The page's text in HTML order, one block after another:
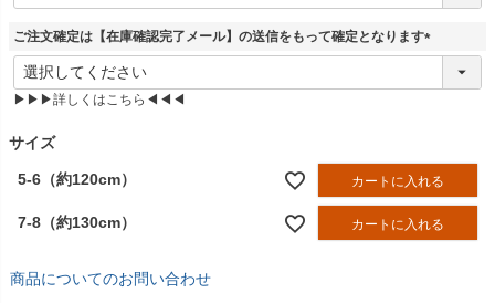
)
ご注文確定は【在庫確認完了メール】の送信をもって確定となります
(
▶▶▶詳しくはこちら◀◀◀
サイズ
5-6（約120cm） カートに入れる
7-8（約130cm） カートに入れる
商品についてのお問い合わせ